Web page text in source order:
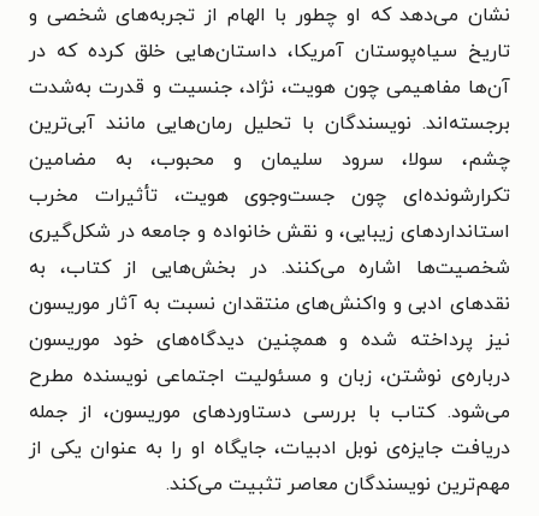
نشان می‌دهد که او چطور با الهام از تجربه‌های شخصی و
تاریخ سیاه‌پوستان آمریکا، داستان‌هایی خلق کرده که در
آن‌ها مفاهیمی چون هویت، نژاد، جنسیت و قدرت به‌شدت
برجسته‌اند. نویسندگان با تحلیل رمان‌هایی مانند آبی‌ترین
چشم، سولا، سرود سلیمان و محبوب، به مضامین
تکرارشونده‌ای چون جست‌وجوی هویت، تأثیرات مخرب
استانداردهای زیبایی، و نقش خانواده و جامعه در شکل‌گیری
شخصیت‌ها اشاره می‌کنند. در بخش‌هایی از کتاب، به
نقدهای ادبی و واکنش‌های منتقدان نسبت به آثار موریسون
نیز پرداخته شده و همچنین دیدگاه‌های خود موریسون
درباره‌ی نوشتن، زبان و مسئولیت اجتماعی نویسنده مطرح
می‌شود. کتاب با بررسی دستاوردهای موریسون، از جمله
دریافت جایزه‌ی نوبل ادبیات، جایگاه او را به‌ عنوان یکی از
مهم‌ترین نویسندگان معاصر تثبیت می‌کند.